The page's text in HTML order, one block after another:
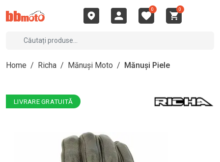
0 0
Home / Richa / Mănuși Moto / Mănuși Piele
LIVRARE GRATUITĂ